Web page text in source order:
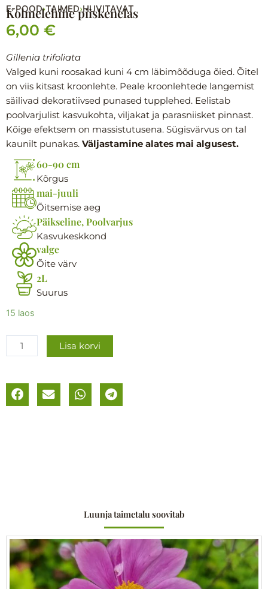
E-POOD›TAIMED›HUVITAVAT
Kolmelehine piiskenelas
6,00 €
Gillenia trifoliata
Valged kuni roosakad kuni 4 cm läbimõõduga õied. Õitel
on viis kitsast kroonlehte. Peale kroonlehtede langemist
säilivad dekoratiivsed punased tupplehed. Eelistab
poolvarjulist kasvukohta, viljakat ja parasniisket pinnast.
Kõige efektsem on massistutusena. Sügisvärvus on tal
kaunilt punakas. Väljastamine alates mai algusest.
60-90 cm
Kõrgus
mai-juuli
Õitsemise aeg
Päikseline, Poolvarjus
Kasvukeskkond
valge
Õite värv
2L
Suurus
15 laos
Kolmelehine
kogus
Lisa korvi
Luunja taimetalu soovitab